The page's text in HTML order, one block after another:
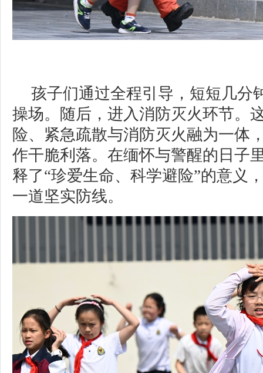
孩子们通过全程引导，短短几分
操场。随后，进入消防灭火环节。
险、紧急疏散与消防灭火融为一体
作干脆利落。在缅怀与警醒的日子
释了“珍爱生命、科学避险”的意义
一道坚实防线。